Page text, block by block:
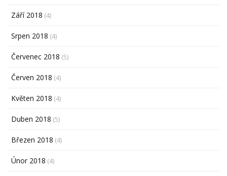
Září 2018 (4)
Srpen 2018 (4)
Červenec 2018 (5)
Červen 2018 (4)
Květen 2018 (4)
Duben 2018 (5)
Březen 2018 (4)
Únor 2018 (4)